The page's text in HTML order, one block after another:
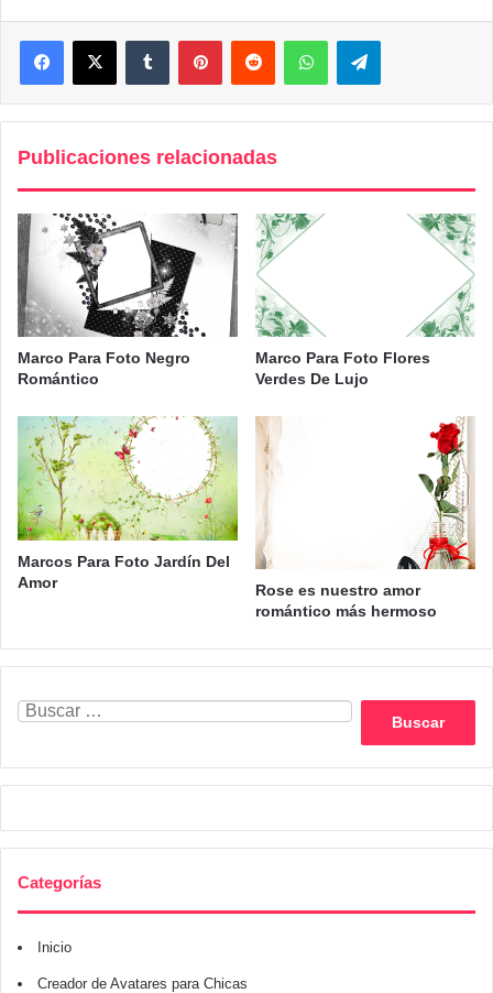
FacebookX Tumblr PinterestReddit WhatsAppTelegram
Publicaciones relacionadas
Marco Para Foto Negro
Romántico
Marco Para Foto Flores
Verdes De Lujo
Marcos Para Foto Jardín Del
Amor
Rose es nuestro amor
romántico más hermoso
Categorías
Inicio
Creador de Avatares para Chicas